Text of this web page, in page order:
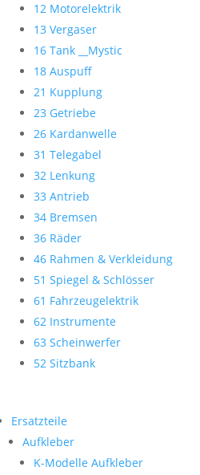
12 Motorelektrik
13 Vergaser
16 Tank __Mystic
18 Auspuff
21 Kupplung
23 Getriebe
26 Kardanwelle
31 Telegabel
32 Lenkung
33 Antrieb
34 Bremsen
36 Räder
46 Rahmen & Verkleidung
51 Spiegel & Schlösser
61 Fahrzeugelektrik
62 Instrumente
63 Scheinwerfer
52 Sitzbank
Ersatzteile
Aufkleber
K-Modelle Aufkleber